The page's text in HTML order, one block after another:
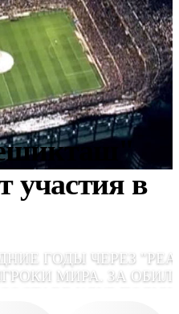
участия в
ГОДЫ ЧЕРЕЗ
МИРА. ЗА